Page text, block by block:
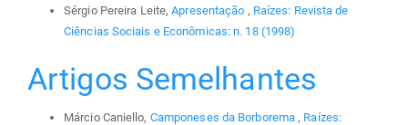
Sérgio Pereira Leite,Apresentação , Raízes: Revista de
Ciências Sociais e Econômicas: n. 18 (1998)
Artigos Semelhantes
Márcio Caniello, Camponeses da Borborema , Raízes: